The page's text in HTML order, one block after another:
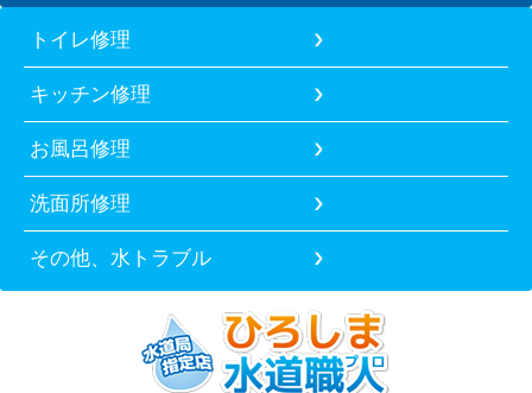
トイレ修理
キッチン修理
お風呂修理
洗面所修理
その他、水トラブル